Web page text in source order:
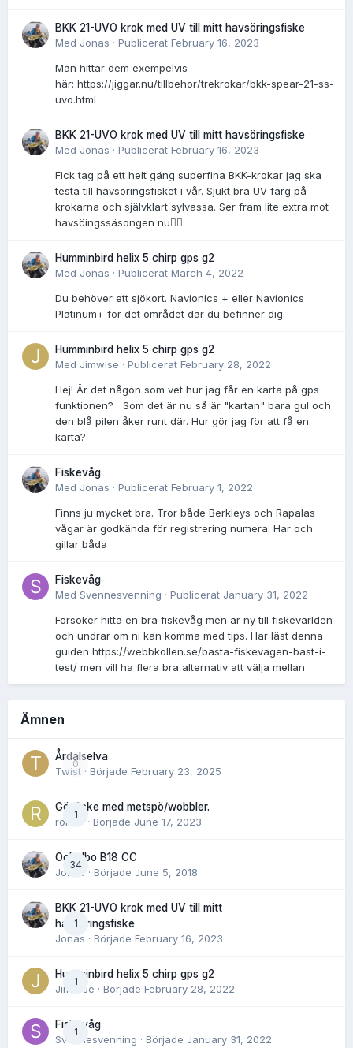
BKK 21-UVO krok med UV till mitt havsöringsfiske
Med Jonas · Publicerat February 16, 2023
Man hittar dem exempelvis
här: https://jiggar.nu/tillbehor/trekrokar/bkk-spear-21-ss-
uvo.html
BKK 21-UVO krok med UV till mitt havsöringsfiske
Med Jonas · Publicerat February 16, 2023
Fick tag på ett helt gäng superfina BKK-krokar jag ska
testa till havsöringsfisket i vår. Sjukt bra UV färg på
krokarna och självklart sylvassa. Ser fram lite extra mot
havsöingssäsongen nu👌🏻
Humminbird helix 5 chirp gps g2
Med Jonas · Publicerat March 4, 2022
Du behöver ett sjökort. Navionics + eller Navionics
Platinum+ för det området där du befinner dig.
Humminbird helix 5 chirp gps g2
Med Jimwise · Publicerat February 28, 2022
Hej! Är det någon som vet hur jag får en karta på gps
funktionen? Som det är nu så är "kartan" bara gul och
den blå pilen åker runt där. Hur gör jag för att få en
karta?
Fiskevåg
Med Jonas · Publicerat February 1, 2022
Finns ju mycket bra. Tror både Berkleys och Rapalas
vågar är godkända för registrering numera. Har och
gillar båda
Fiskevåg
Med Svennesvenning · Publicerat January 31, 2022
Försöker hitta en bra fiskevåg men är ny till fiskevärlden
och undrar om ni kan komma med tips. Har läst denna
guiden https://webbkollen.se/basta-fiskevagen-bast-i-
test/ men vill ha flera bra alternativ att välja mellan
Ämnen
0
Årdalselva
Twist · Började February 23, 2025
1
Gösfiske med metspö/wobbler.
rolnor
· Började June 17, 2023
34
Ockelbo B18 CC
Jonas · Började June 5, 2018
1
BKK 21-UVO krok med UV till mitt
havsöringsfiske
Jonas · Började February 16, 2023
1
Humminbird helix 5 chirp gps g2
Jimwise · Började February 28, 2022
1
Fiskevåg
Svennesvenning · Började January 31, 2022